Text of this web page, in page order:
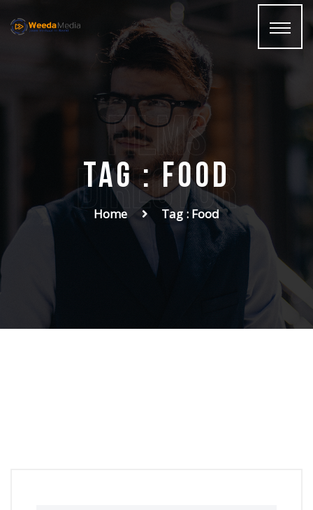
films
Director
Tag : food
Home Tag : Food